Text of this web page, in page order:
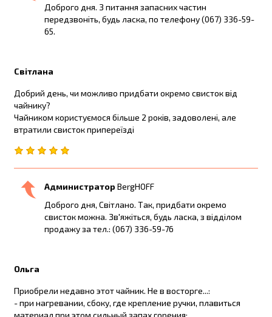
Доброго дня. З питання запасних частин
передзвоніть, будь ласка, по телефону (067) 336-59-
65.
Світлана
Добрий день, чи можливо придбати окремо свисток від
чайнику?
Чайником користуємося більше 2 років, задоволені, але
втратили свисток припереїзді
Администратор BergHOFF
Доброго дня, Світлано. Так, придбати окремо
свисток можна. Зв'яжіться, будь ласка, з відділом
продажу за тел.: (067) 336-59-76
Ольга
Приобрели недавно этот чайник. Не в восторге...:
- при нагревании, сбоку, где крепление ручки, плавиться